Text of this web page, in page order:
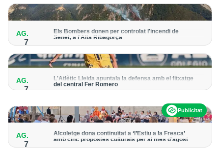
AG.
7
Els Bombers donen per controlat l'incendi de
Senet, a l'Alta Ribagorça
El cos manté la vigilància de la zona amb drons i mitjans aeris
AG.
7
L'Atlètic Lleida apuntala la defensa amb el fitxatge
del central Fer Romero
Publicitat
AG.
7
Alcoletge dona continuïtat a ‘l’Estiu a la Fresca’
amb cinc propostes culturals per al mes d’agost
Un dels grans protagonistes de la programació serà